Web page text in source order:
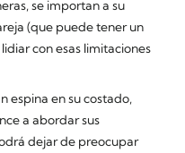
se importan a su
(que puede tener un
con esas limitaciones
espina en su costado,
a abordar sus
dejar de preocupar